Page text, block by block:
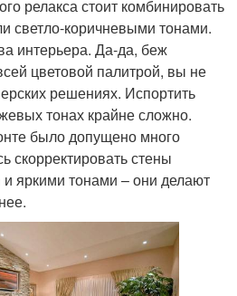
релакса стоит комбинировать
светло-коричневыми тонами.
интерьера. Да-да, беж
цветовой палитрой, вы не
решениях. Испортить
тонах крайне сложно.
было допущено много
скорректировать стены
яркими тонами – они делают